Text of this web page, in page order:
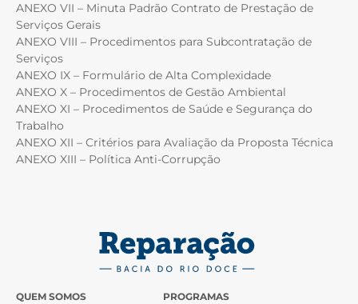
ANEXO VII – Minuta Padrão Contrato de Prestação de
Serviços Gerais
ANEXO VIII – Procedimentos para Subcontratação de
Serviços
ANEXO IX – Formulário de Alta Complexidade
ANEXO X – Procedimentos de Gestão Ambiental
ANEXO XI – Procedimentos de Saúde e Segurança do
Trabalho
ANEXO XII – Critérios para Avaliação da Proposta Técnica
ANEXO XIII – Política Anti-Corrupção
QUEM SOMOS
PROGRAMAS